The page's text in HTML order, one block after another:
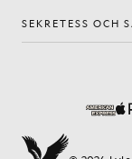
SEKRETESS OCH